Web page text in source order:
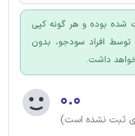
شده بوده و هر گونه کپی
توسط افراد سودجو، بدون
خواهد داشت.
۰.۰
ثبت نشده است)